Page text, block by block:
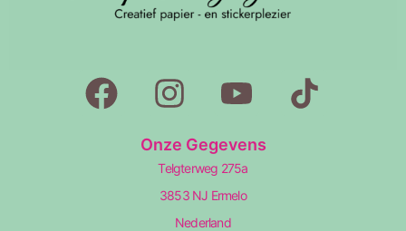
Onze Gegevens
Telgterweg 275a
3853 NJ Ermelo
Nederland